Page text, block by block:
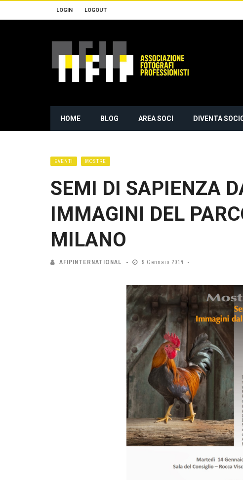
LOGIN LOGOUT
HOME BLOG AREA SOCI DIVENTA
EVENTI MOSTRE
SEMI DI SAPIENZA
IMMAGINI DEL
MILANO
AFIPINTERNATIONAL 9 Gennaio 2014